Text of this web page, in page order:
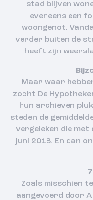
stad blijven
eveneens een
woongenot.
verder buiten de
heeft zijn
Maar waar
zocht De
hun archieven
steden de
vergeleken die met
juni 2018. En dan
Zoals misschien
aangevoerd door